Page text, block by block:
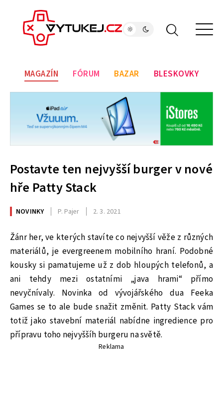
MAGAZÍN FÓRUM BAZAR BLESKOVKY
Postavte ten nejvyšší burger v nové
hře Patty Stack
NOVINKY P. Pajer 2. 3. 2021
Žánr her, ve kterých stavíte co nejvyšší věže z různých
materiálů, je evergreenem mobilního hraní. Podobné
kousky si pamatujeme už z dob hloupých telefonů, a
ani tehdy mezi ostatními „java hrami“ přímo
nevyčnívaly. Novinka od vývojářského dua Feeka
Games se to ale bude snažit změnit. Patty Stack vám
totiž jako stavební materiál nabídne ingredience pro
přípravu toho nejvyššíh burgeru na světě.
Reklama